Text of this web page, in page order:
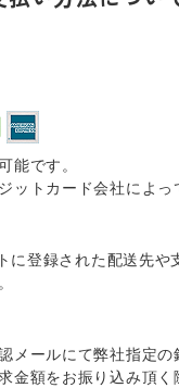
能です。
ットカード会社によっ
に登録された配送先や
メールにて弊社指定の
金額をお振り込み頂く